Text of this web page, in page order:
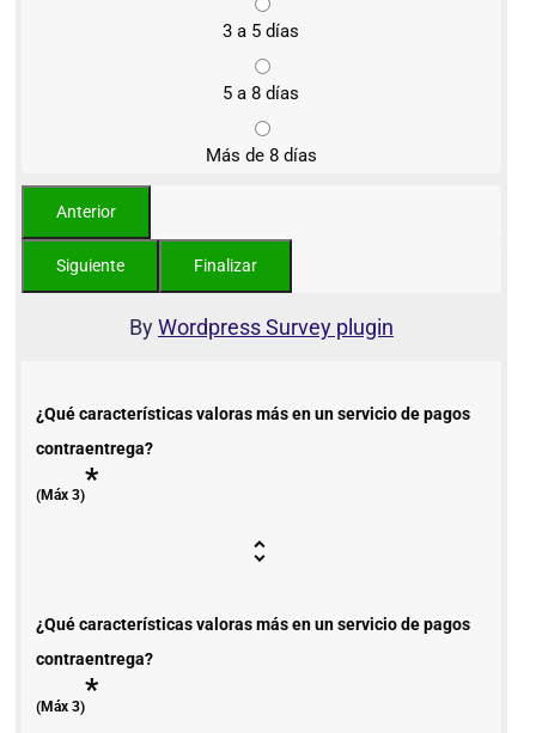
3 a 5 días
5 a 8 días
Más de 8 días
ByWordpress Survey plugin
¿Qué características valoras más en un servicio de pagos
contraentrega?
(Máx 3)*
¿Qué características valoras más en un servicio de pagos
contraentrega?
(Máx 3)*